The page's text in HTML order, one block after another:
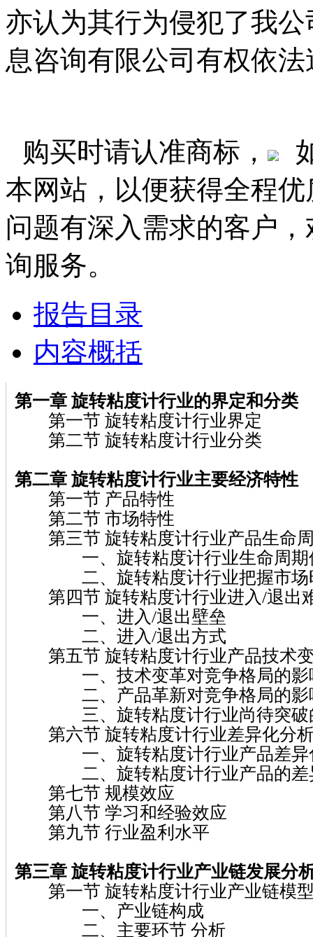
亦认为其行为侵犯了我
息咨询有限公司有权依
购买时请认准商标，
本网站，以便获得全程
问题有深入需求的客户
询服务。
报告目录
内容概括
第一章 旋转粘度计行业的界定和分类
第一节 旋转粘度计行业界定
第二节 旋转粘度计行业分类
第二章 旋转粘度计行业主要经济特性
第一节 产品特性
第二节 市场特性
第三节 旋转粘度计行业产品生命
一、旋转粘度计行业生命周期
二、旋转粘度计行业把握市场
第四节 旋转粘度计行业进入/退出
一、进入/退出壁垒
二、进入/退出方式
第五节 旋转粘度计行业产品技术
一、技术变革对竞争格局的影
二、产品革新对竞争格局的影
三、旋转粘度计行业尚待突破
第六节 旋转粘度计行业差异化分
一、旋转粘度计行业产品差异
二、旋转粘度计行业产品的差
第七节 规模效应
第八节 学习和经验效应
第九节 行业盈利水平
第三章 旋转粘度计行业产业链发展分
第一节 旋转粘度计行业产业链模
一、产业链构成
二、主要环节 分析